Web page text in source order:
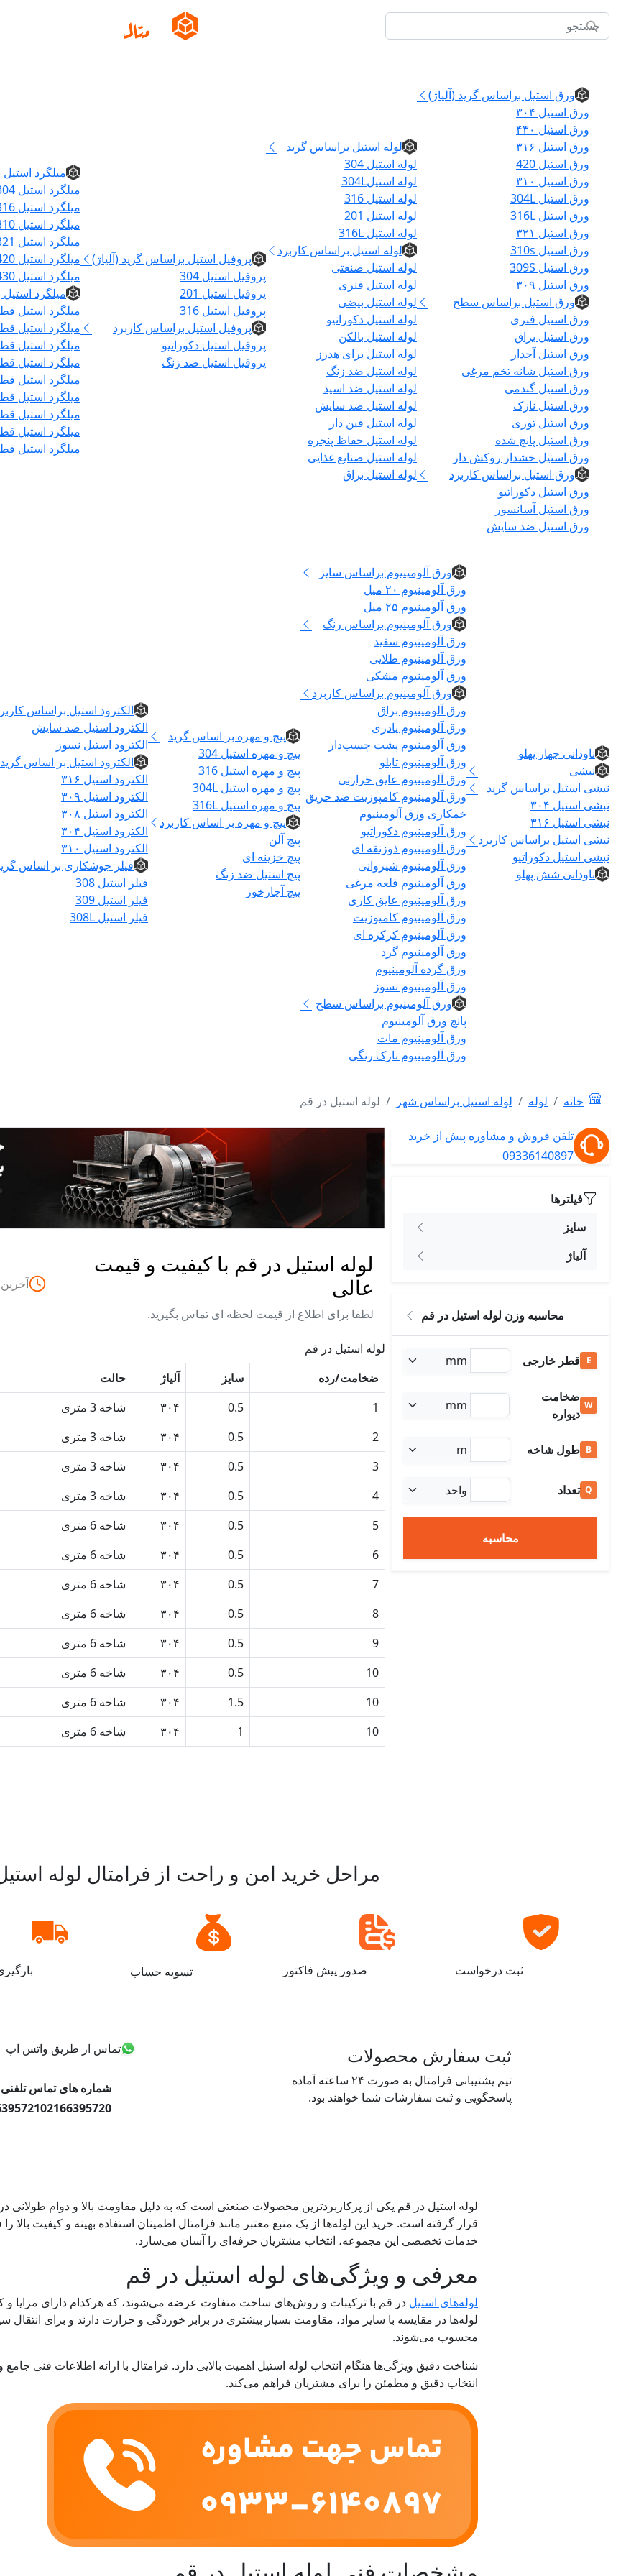
ورق استیل براساس گرید (آلیاژ)
ورق استیل ۳۰۴
ورق استیل ۴۳۰
ورق استیل ۳۱۶
ورق استیل 420
ورق استیل ۳۱۰
ورق استیل 304L
ورق استیل 316L
ورق استیل ۳۲۱
ورق استیل 310s
ورق استیل 309S
ورق استیل ۳۰۹
ورق استیل براساس سطح
ورق استیل فنری
ورق استیل براق
ورق استیل آجدار
ورق استیل شانه تخم مرغی
ورق استیل گندمی
ورق استیل نازک
ورق استیل توری
ورق استیل پانچ شده
ورق استیل خشدار روکش دار
ورق استیل براساس کاربرد
ورق استیل دکوراتیو
ورق استیل آسانسور
ورق استیل ضد سایش
لوله استیل براساس گرید
لوله استیل 304
لوله استیل304L
لوله استیل 316
لوله استیل 201
لوله استیل 316L
لوله استیل براساس کاربرد
لوله استیل صنعتی
لوله استیل فنری
لوله استیل بیضی
لوله استیل دکوراتیو
لوله استیل بالکن
لوله استیل برای هدرز
لوله استیل ضد زنگ
لوله استیل ضد اسید
لوله استیل ضد سایش
لوله استیل فین دار
لوله استیل حفاظ پنجره
لوله استیل صنایع غذایی
لوله استیل براق
پروفیل استیل براساس گرید (آلیاژ)
پروفیل استیل 304
پروفیل استیل 201
پروفیل استیل 316
پروفیل استیل براساس کاربرد
پروفیل استیل دکوراتیو
پروفیل استیل ضد زنگ
میلگرد
میلگرد استیل 304
میلگرد استیل 316
میلگرد استیل 310
میلگرد استیل 321
میلگرد استیل 420
میلگرد استیل 430
میلگرد
میلگرد استیل قطر
میلگرد استیل قطر
میلگرد استیل قطر
میلگرد استیل
میلگرد استیل قطر
میلگرد استیل قطر
میلگرد استیل قطر
میلگرد استیل قطر
میلگرد استیل قطر
ناودانی چهار پهلو
نبشی
نبشی استیل براساس گرید
نبشی استیل ۳۰۴
نبشی استیل ۳۱۶
نبشی استیل براساس کاربرد
نبشی استیل دکوراتیو
ناودانی شش پهلو
ورق آلومینیوم براساس سایز
ورق آلومینیوم ۲۰ میل
ورق آلومینیوم ۲۵ میل
ورق آلومینیوم براساس رنگ
ورق آلومینیوم سفید
ورق آلومینیوم طلایی
ورق آلومینیوم مشکی
ورق آلومینیوم براساس کاربرد
ورق آلومینیوم براق
ورق آلومینیوم پادری
ورق آلومینیوم پشت چسب‌دار
ورق آلومینیوم تابلو
ورق آلومینیوم عایق حرارتی
ورق آلومینیوم کامپوزیت ضد حریق
خمکاری ورق آلومینیوم
ورق آلومینیوم دکوراتیو
ورق آلومینیوم ذوزنقه ای
ورق آلومینیوم شیروانی
ورق آلومینیوم قلعه مرغی
ورق آلومینیوم عایق کاری
ورق آلومینیوم کامپوزیت
ورق آلومینیوم کرکره ای
ورق آلومینیوم گرد
ورق گرده آلومینیوم
ورق آلومینیوم نسوز
ورق آلومینیوم براساس سطح
پانچ ورق آلومینیوم
ورق آلومینیوم مات
ورق آلومینیوم نازک رنگی
پیچ و مهره بر اساس گرید
پیچ و مهره استیل 304
پیچ و مهره استیل 316
پیچ و مهره استیل 304L
پیچ و مهره استیل 316L
پیچ و مهره بر اساس کاربرد
پیچ آلن
پیچ خزینه ای
پیچ استیل ضد زنگ
پیچ آچارخور
الکترود استیل براساس
الکترود استیل ضد سایش
الکترود استیل نسوز
الکترود استیل بر اساس گرید
الکترود استیل ۳۱۶
الکترود استیل ۳۰۹
الکترود استیل ۳۰۸
الکترود استیل ۳۰۴
الکترود استیل ۳۱۰
فیلر جوشکاری بر اساس
فیلر استیل 308
فیلر استیل 309
فیلر استیل 308L
خانه لوله لوله استیل براساس شهر لوله استیل در قم
تلفن فروش و مشاوره پیش از خرید
09336140897
فیلترها
سایز
آلیاژ
محاسبه وزن لوله استیل در قم
E قطر خارجی
W
ضخامت
دیواره
B طول شاخه
Q تعداد
محاسبه
لوله استیل در قم با کیفیت و قیمت
عالی
لطفا برای اطلاع از قیمت لحظه ای تماس بگیرید.
لوله استیل در قم
ضخامت/رده
سایز آلیاژ حالت
1
0.5 ۳۰۴ شاخه 3 متری
2
0.5 ۳۰۴ شاخه 3 متری
3
0.5 ۳۰۴ شاخه 3 متری
4
0.5 ۳۰۴ شاخه 3 متری
5
0.5 ۳۰۴ شاخه 6 متری
6
0.5 ۳۰۴ شاخه 6 متری
7
0.5 ۳۰۴ شاخه 6 متری
8
0.5 ۳۰۴ شاخه 6 متری
9
0.5 ۳۰۴ شاخه 6 متری
10
0.5 ۳۰۴ شاخه 6 متری
10
1.5 ۳۰۴ شاخه 6 متری
10
1 ۳۰۴ شاخه 6 متری
مراحل خرید امن و راحت از فرامتال لوله
ثبت درخواست صدور پیش فاکتور تسویه حساب
ثبت سفارش محصولات
تیم پشتیبانی فرامتال به صورت ۲۴ ساعته آماده
پاسخگویی و ثبت سفارشات شما خواهند بود.
تماس از طریق واتس اپ
شماره های تماس تلفنی
02166395720
لوله استیل در قم یکی از پرکاربردترین محصولات صنعتی است که به دلیل مقاومت بالا و دوام طولانی
قرار گرفته است. خرید این لوله‌ها از یک منبع معتبر مانند فرامتال اطمینان استفاده بهینه و کیفیت
خدمات تخصصی این مجموعه، انتخاب مشتریان حرفه‌ای را آسان می‌سازد.
معرفی و ویژگی‌های لوله استیل در قم
لوله‌های استیل در قم با ترکیبات و روش‌های ساخت متفاوت عرضه می‌شوند، که هرکدام دارای مزایا و
لوله‌ها در مقایسه با سایر مواد، مقاومت بسیار بیشتری در برابر خوردگی و حرارت دارند و برای
محسوب می‌شوند.
شناخت دقیق ویژگی‌ها هنگام انتخاب لوله استیل اهمیت بالایی دارد. فرامتال با ارائه اطلاعات فنی
انتخاب دقیق و مطمئن را برای مشتریان فراهم می‌کند.